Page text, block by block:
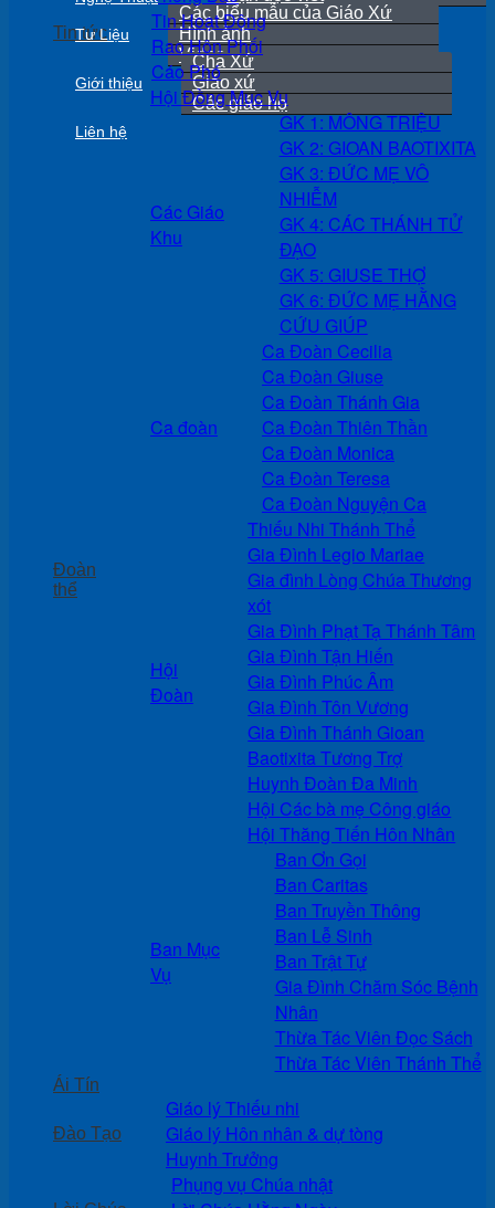
Tư Liệu
Các biểu mẫu của Giáo Xứ
Hình ảnh
Video
Giới thiệu
Cha Xứ
Giáo xứ
Các giáo họ
Liên hệ
Tin tức
Tin Hoạt Động
Rao Hôn Phối
Cáo Phó
Đoàn
thể
Hội Đồng Mục Vụ
Các Giáo
Khu
GK 1: MÔNG TRIỆU
GK 2: GIOAN BAOTIXITA
GK 3: ĐỨC MẸ VÔ
NHIỄM
GK 4: CÁC THÁNH TỬ
ĐẠO
GK 5: GIUSE THỢ
GK 6: ĐỨC MẸ HẰNG
CỨU GIÚP
Ca đoàn
Ca Đoàn Cecilia
Ca Đoàn Giuse
Ca Đoàn Thánh Gia
Ca Đoàn Thiên Thần
Ca Đoàn Monica
Ca Đoàn Teresa
Ca Đoàn Nguyện Ca
Hội
Đoàn
Thiếu Nhi Thánh Thể
Gia Đình Legio Mariae
Gia đình Lòng Chúa Thương
xót
Gia Đình Phạt Tạ Thánh Tâm
Gia Đình Tận Hiến
Gia Đình Phúc Âm
Gia Đình Tôn Vương
Gia Đình Thánh Gioan
Baotixita Tương Trợ
Huynh Đoàn Đa Minh
Hội Các bà mẹ Công giáo
Hội Thăng Tiến Hôn Nhân
Ban Mục
Vụ
Ban Ơn Gọi
Ban Caritas
Ban Truyền Thông
Ban Lễ Sinh
Ban Trật Tự
Gia Đình Chăm Sóc Bệnh
Nhân
Thừa Tác Viên Đọc Sách
Thừa Tác Viên Thánh Thể
Ái Tín
Đào Tạo
Giáo lý Thiếu nhi
Giáo lý Hôn nhân & dự tòng
Huynh Trưởng
Phụng vụ Chúa nhật